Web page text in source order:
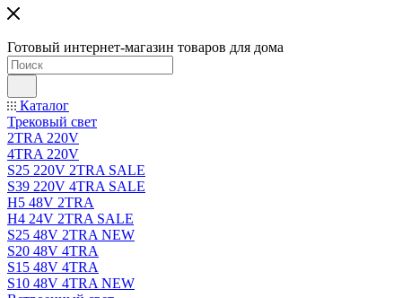
Готовый интернет-магазин товаров для дома
Каталог
Трековый свет
2TRA 220V
4TRA 220V
S25 220V 2TRA SALE
S39 220V 4TRA SALE
H5 48V 2TRA
H4 24V 2TRA SALE
S25 48V 2TRA NEW
S20 48V 4TRA
S15 48V 4TRA
S10 48V 4TRA NEW